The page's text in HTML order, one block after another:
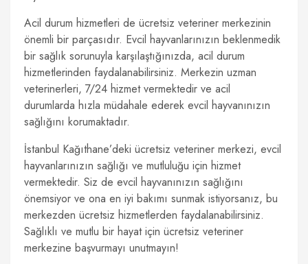
Acil durum hizmetleri de ücretsiz veteriner merkezinin
önemli bir parçasıdır. Evcil hayvanlarınızın beklenmedik
bir sağlık sorunuyla karşılaştığınızda, acil durum
hizmetlerinden faydalanabilirsiniz. Merkezin uzman
veterinerleri, 7/24 hizmet vermektedir ve acil
durumlarda hızla müdahale ederek evcil hayvanınızın
sağlığını korumaktadır.
İstanbul Kağıthane’deki ücretsiz veteriner merkezi, evcil
hayvanlarınızın sağlığı ve mutluluğu için hizmet
vermektedir. Siz de evcil hayvanınızın sağlığını
önemsiyor ve ona en iyi bakımı sunmak istiyorsanız, bu
merkezden ücretsiz hizmetlerden faydalanabilirsiniz.
Sağlıklı ve mutlu bir hayat için ücretsiz veteriner
merkezine başvurmayı unutmayın!